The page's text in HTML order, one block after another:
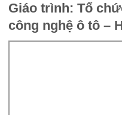
Giáo trình: Tổ
công nghệ ô tô –